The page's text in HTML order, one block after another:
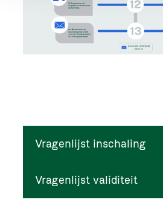
Vragenlijst inschaling
Vragenlijst validiteit